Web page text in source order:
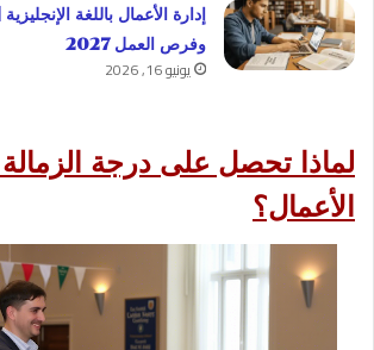
إدارة الأعمال باللغة
وفرص العمل 2027
يونيو 16, 2026
لماذا تحصل على درجة
الأعمال؟